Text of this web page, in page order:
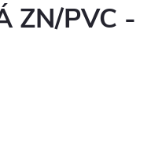
ZN/PVC -